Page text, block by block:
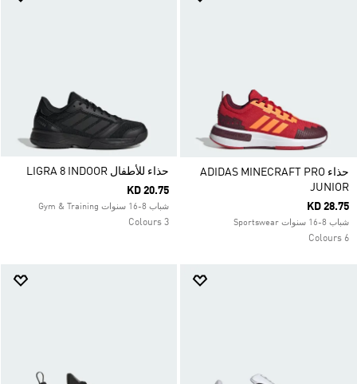
حذاء ADIDAS MINECRAFT PRO
JUNIOR
KD 28.75
شباب 8-16 سنوات Sportswear
6 Colours
حذاء للأطفال LIGRA 8 INDOOR
KD 20.75
شباب 8-16 سنوات Gym & Training
3 Colours